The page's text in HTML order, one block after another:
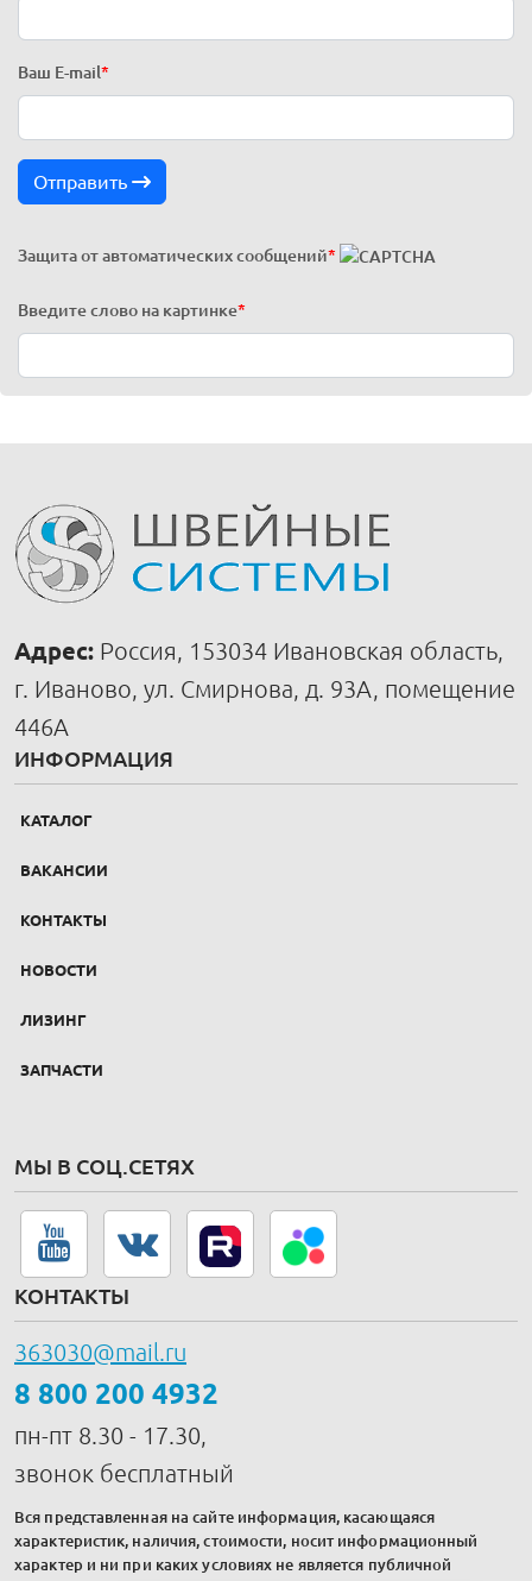
Ваш E-mail *
Отправить
Защита от автоматических сообщений*
Введите слово на картинке*
Адрес: Россия, 153034 Ивановская область,
г. Иваново, ул. Смирнова, д. 93А, помещение
446А
ИНФОРМАЦИЯ
КАТАЛОГ
ВАКАНСИИ
КОНТАКТЫ
НОВОСТИ
ЛИЗИНГ
ЗАПЧАСТИ
МЫ В СОЦ.СЕТЯХ
КОНТАКТЫ
363030@mail.ru
8 800 200 4932
пн-пт 8.30 - 17.30,
звонок бесплатный
Вся представленная на сайте информация, касающаяся
характеристик, наличия, стоимости, носит информационный
характер и ни при каких условиях не является публичной